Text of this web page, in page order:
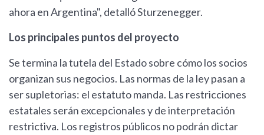
ahora en Argentina", detalló Sturzenegger.
Los principales puntos del proyecto
Se termina la tutela del Estado sobre cómo los socios
organizan sus negocios. Las normas de la ley pasan a
ser supletorias: el estatuto manda. Las restricciones
estatales serán excepcionales y de interpretación
restrictiva. Los registros públicos no podrán dictar